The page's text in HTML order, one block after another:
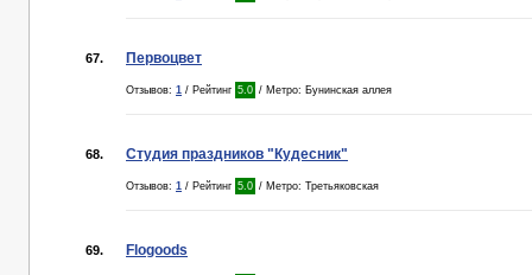
67. Первоцвет
Отзывов: 1 / Рейтинг 5.0 / Метро: Бунинская аллея
68. Студия праздников "Кудесник"
Отзывов: 1 / Рейтинг 5.0 / Метро: Третьяковская
69. Flogoods